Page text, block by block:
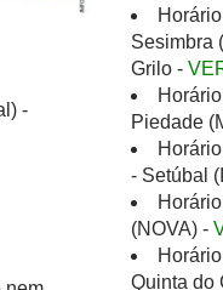
-
Sesimbra
Grilo -
Piedade
- Setúbal
(NOVA) -
Quinta do